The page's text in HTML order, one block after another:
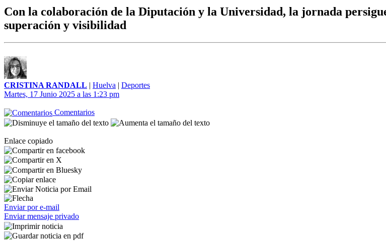
Con la colaboración de la Diputación y la Universidad, la jornada
superación y visibilidad
CRISTINA RANDALL | Huelva | Deportes
Martes, 17 Junio 2025 a las 1:23 pm
Comentarios
Enlace copiado
Enviar por e-mail
Enviar mensaje privado